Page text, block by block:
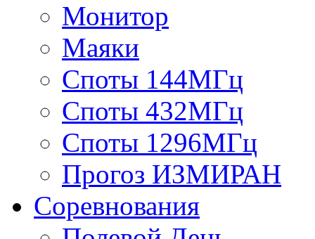
Монитор
Маяки
Споты 144МГц
Споты 432МГц
Споты 1296МГц
Прогоз ИЗМИРАН
Соревнования